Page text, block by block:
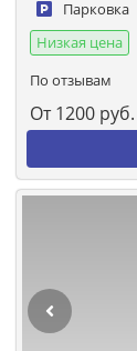
Парковка
Низкая цена
По отзывам
От 1200 руб.